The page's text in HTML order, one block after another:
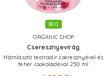
BIO
ORGANIC SHOP
Cseresznyevirág
Hámlasztó testradír cseresznyével és
fehér csokoládéval 250 ml